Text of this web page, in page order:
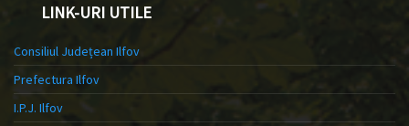
LINK-URI UTILE
Consiliul Județean Ilfov
Prefectura Ilfov
I.P.J. Ilfov